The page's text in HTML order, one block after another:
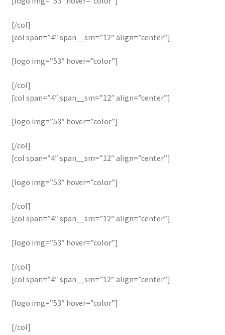
[/col]
[col span=”4″ span__sm=”12″ align=”center”]
[logo img=”53″ hover=”color”]
[/col]
[col span=”4″ span__sm=”12″ align=”center”]
[logo img=”53″ hover=”color”]
[/col]
[col span=”4″ span__sm=”12″ align=”center”]
[logo img=”53″ hover=”color”]
[/col]
[col span=”4″ span__sm=”12″ align=”center”]
[logo img=”53″ hover=”color”]
[/col]
[col span=”4″ span__sm=”12″ align=”center”]
[logo img=”53″ hover=”color”]
[/col]